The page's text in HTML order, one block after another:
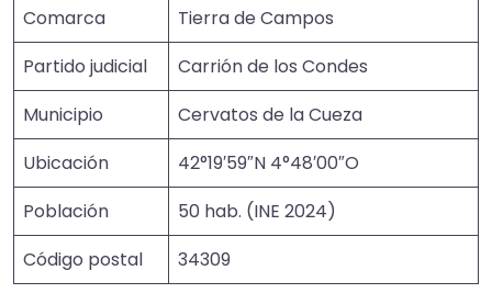
Comarca
Tierra de Campos
Partido judicial
Carrión de los Condes
Municipio
Cervatos de la Cueza
Ubicación
42°19′59″N 4°48′00″O
Población
50 hab. (INE 2024)
Código postal
34309